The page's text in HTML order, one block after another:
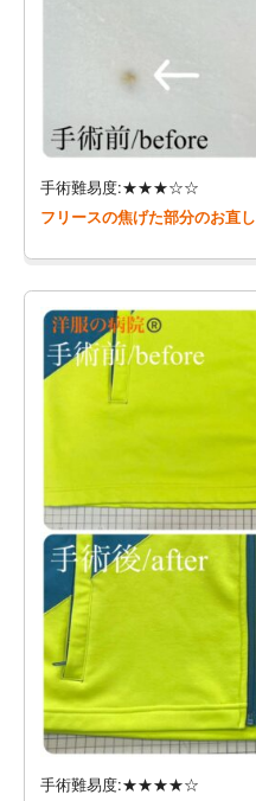
手術難易度:★★★☆☆
フリースの焦げた部分のお直し
手術難易度:★★★★☆